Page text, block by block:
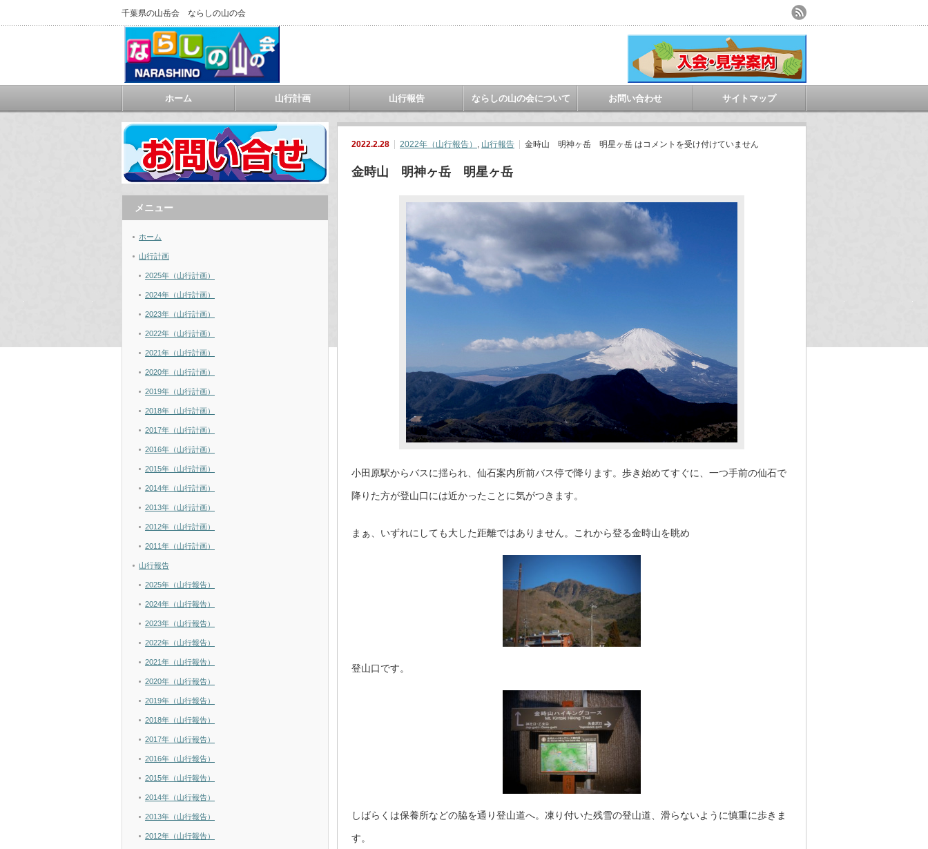
千葉県の山岳会 ならしの山の会
ホーム 山行計画 山行報告 ならしの山の会について お問い合わせ サイトマップ
2022.2.28 2022年（山行報告） , 山行報告 金時山 明神ヶ岳 明星ヶ岳 はコメントを受け付けていません
金時山 明神ヶ岳 明星ヶ岳
小田原駅からバスに揺られ、仙石案内所前バス停で降ります。歩き始めてすぐに、一つ手前の仙石で
降りた方が登山口には近かったことに気がつきます。
まぁ、いずれにしても大した距離ではありません。これから登る金時山を眺め
登山口です。
しばらくは保養所などの脇を通り登山道へ。凍り付いた残雪の登山道、滑らないように慎重に歩きま
す。
メニュー
ホーム
山行計画
2025年（山行計画）
2024年（山行計画）
2023年（山行計画）
2022年（山行計画）
2021年（山行計画）
2020年（山行計画）
2019年（山行計画）
2018年（山行計画）
2017年（山行計画）
2016年（山行計画）
2015年（山行計画）
2014年（山行計画）
2013年（山行計画）
2012年（山行計画）
2011年（山行計画）
山行報告
2025年（山行報告）
2024年（山行報告）
2023年（山行報告）
2022年（山行報告）
2021年（山行報告）
2020年（山行報告）
2019年（山行報告）
2018年（山行報告）
2017年（山行報告）
2016年（山行報告）
2015年（山行報告）
2014年（山行報告）
2013年（山行報告）
2012年（山行報告）